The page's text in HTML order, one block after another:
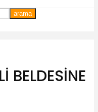
arama
BELDESİNE